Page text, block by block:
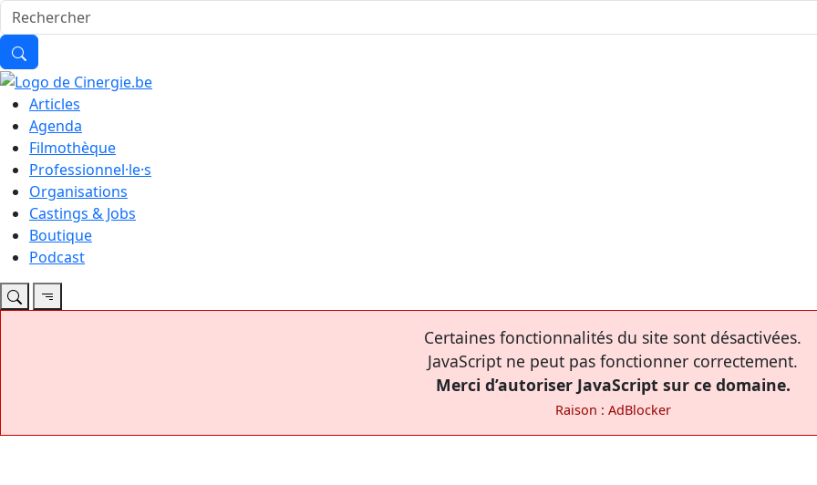
Articles
Agenda
Filmothèque
Professionnel·le·s
Organisations
Castings & Jobs
Boutique
Podcast
Certaines fonctionnalités du site sont désactivées.
JavaScript ne peut pas fonctionner correctement.
Merci d’autoriser JavaScript sur ce domaine.
Raison : AdBlocker